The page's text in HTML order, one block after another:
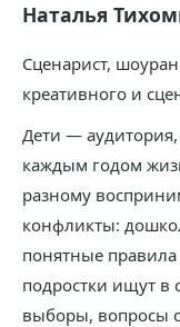
Наталья
Сценарист,
креативного и
Дети — аудитория,
каждым годом
разному
конфликты:
понятные правила
подростки ищут
выборы, вопросы